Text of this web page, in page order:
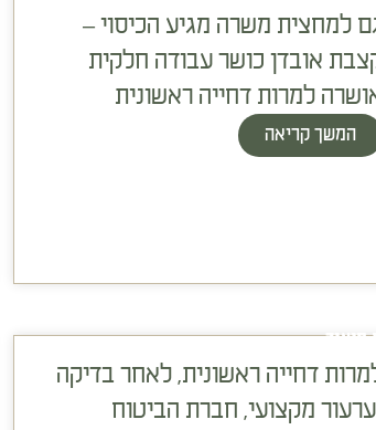
למחצית משרה מגיע הכיסוי –
אובדן כושר עבודה חלקית
למרות דחייה ראשונית
המשך קריאה
סיעוד
דחייה ראשונית, לאחר בדיקה
מקצועי, חברת הביטוח